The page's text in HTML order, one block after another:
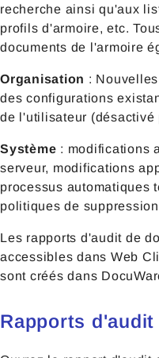
recherche ainsi qu'aux
profils d'armoire, etc.
documents de l'armoire
Organisation :
des configurations
de l'utilisateur (désactivé
Système : modifications
serveur, modifications
processus automatiques
politiques de
Les rapports d'audit de
accessibles dans Web
sont créés dans
Rapports